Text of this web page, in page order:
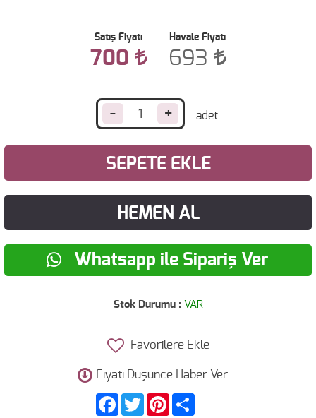
Satış Fiyatı
700
Havale Fiyatı
693
- +
SEPETE EKLE
HEMEN AL
Whatsapp ile Sipariş Ver
Stok Durumu : VAR
Favorilere Ekle
Fiyatı Düşünce Haber Ver
FacebookTwitter Pinterest